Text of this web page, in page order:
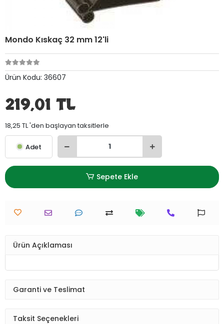
Mondo Kıskaç 32 mm 12'li
Ürün Kodu: 36607
219,01 TL
18,25 TL 'den başlayan taksitlerle
Adet
Sepete Ekle
Ürün Açıklaması
Garanti ve Teslimat
Taksit Seçenekleri